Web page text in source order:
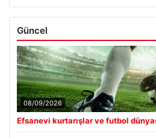
Güncel
08/09/2026
Efsanevi kurtarışlar ve futbol